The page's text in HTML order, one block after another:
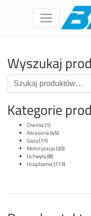
Wyszukaj
Kategorie
Chemia(1)
Akcesoria(45)
Gazy(11)
Motoryzacja(20)
Uchwyty(8)
Urządzenia(113)